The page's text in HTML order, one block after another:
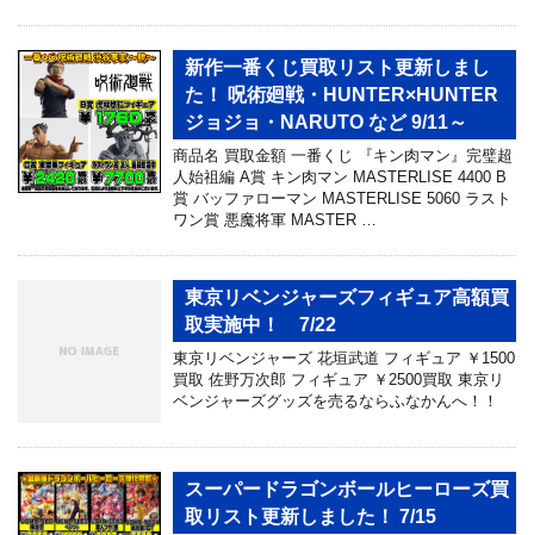
新作一番くじ買取リスト更新しまし
た！ 呪術廻戦・HUNTER×HUNTER
ジョジョ・NARUTO など 9/11～
商品名 買取金額 一番くじ 『キン肉マン』完璧超
人始祖編 A賞 キン肉マン MASTERLISE 4400 B
賞 バッファローマン MASTERLISE 5060 ラスト
ワン賞 悪魔将軍 MASTER …
東京リベンジャーズフィギュア高額買
取実施中！ 7/22
東京リベンジャーズ 花垣武道 フィギュア ￥1500
買取 佐野万次郎 フィギュア ￥2500買取 東京リ
ベンジャーズグッズを売るならふなかんへ！！
スーパードラゴンボールヒーローズ買
取リスト更新しました！ 7/15